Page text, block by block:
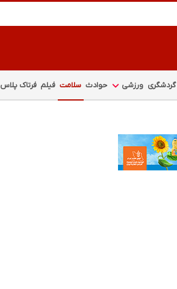
گردشگری ورزشی حوادث سلامت فیلم فرتاک پلاس